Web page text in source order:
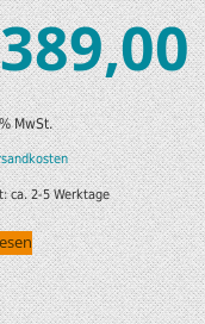
MwSt.
ca. 2-5 Werktage